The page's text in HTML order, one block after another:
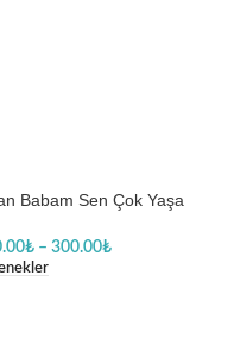
Babam Sen Çok Yaşa
₺ – 300.00₺